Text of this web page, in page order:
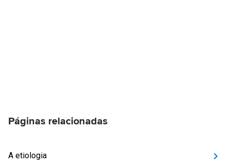
Páginas relacionadas
A etiologia